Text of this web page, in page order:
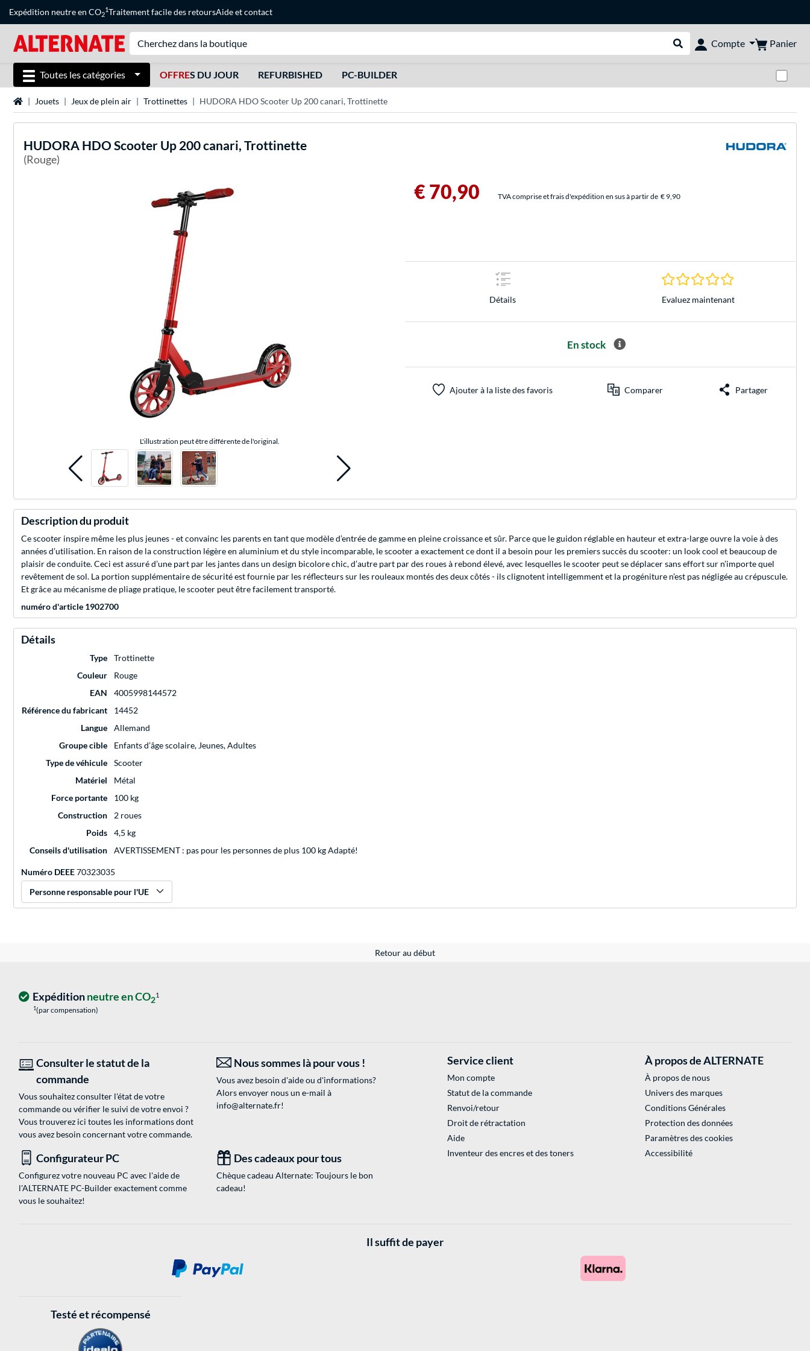
Expédition neutre en CO2
1Traitement facile des retoursAideetcontact
Rechercher dans le shop
Compte Panier
Toutes les catégories OFFRES DU JOUR REFURBISHED PC-BUILDER
Page d'accueil
Jouets Jeux de plein air Trottinettes HUDORA HDO Scooter Up 200 canari, Trottinette
HUDORA HDO Scooter Up 200 canari, Trottinette
(Rouge)
L'illustration peut être différente de l'original.
€ 70,90 TVA comprise et frais d'expédition en sus à partir de € 9,90
Détails
0.0 Étoiles à 0
Evaluez maintenant
En stock
Ajouter à la liste des favoris Comparer Partager
Description du produit
Ce scooter inspire même les plus jeunes - et convainc les parents en tant que modèle d’entrée de gamme en pleine croissance et sûr. Parce que le guidon réglable en hauteur et extra-large ouvre la voie à des
années d’utilisation. En raison de la construction légère en aluminium et du style incomparable, le scooter a exactement ce dont il a besoin pour les premiers succès du scooter: un look cool et beaucoup de
plaisir de conduite. Ceci est assuré d’une part par les jantes dans un design bicolore chic, d’autre part par des roues à rebond élevé, avec lesquelles le scooter peut se déplacer sans effort sur n’importe quel
revêtement de sol. La portion supplémentaire de sécurité est fournie par les réflecteurs sur les rouleaux montés des deux côtés - ils clignotent intelligemment et la progéniture n’est pas négligée au crépuscule.
Et grâce au mécanisme de pliage pratique, le scooter peut être facilement transporté.
numéro d'article 1902700
Détails
Type
Trottinette
Couleur
Rouge
EAN
4005998144572
Référence du fabricant
14452
Langue
Allemand
Groupe cible
Enfants d’âge scolaire, Jeunes, Adultes
Type de véhicule
Scooter
Matériel
Métal
Force portante
100 kg
Construction
2 roues
Poids
4,5 kg
Conseils d'utilisation
AVERTISSEMENT : pas pour les personnes de plus 100 kg Adapté!
Numéro DEEE70323035
Personne responsable pour l'UE
Retour au début
Expéditionneutre en CO21
1(par compensation)
Consulter le statut de la
commande
Vous souhaitez consulter l'état de votre
commande ou vérifier le suivi de votre envoi ?
Vous trouverez ici toutes les informations dont
vous avez besoin concernant votre commande.
Nous sommes là pour vous !
Vous avez besoin d'aide ou d'informations?
Alors envoyer nous un e-mail à
info@alternate.fr!
Configurateur PC
Configurez votre nouveau PC avec l'aide de
l'ALTERNATE PC-Builder exactement comme
vous le souhaitez!
Des cadeaux pour tous
Chèque cadeau Alternate: Toujours le bon
cadeau!
Service client
Mon compte
Statut de la commande
Renvoi/retour
Droit de rétractation
Aide
Inventeur des encres et des toners
À propos de ALTERNATE
À propos de nous
Univers des marques
Conditions Générales
Protection des données
Paramètres des cookies
Accessibilité
Il suffit de payer
Testé et récompensé